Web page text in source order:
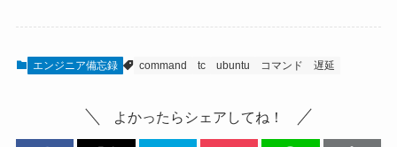
エンジニア備忘録 command tc ubuntu コマンド 遅延
よかったらシェアしてね！